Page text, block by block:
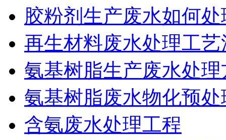
胶粉剂生产废水如何处
再生材料废水处理工艺
氨基树脂生产废水处理
氨基树脂废水物化预
含氨废水处理工程